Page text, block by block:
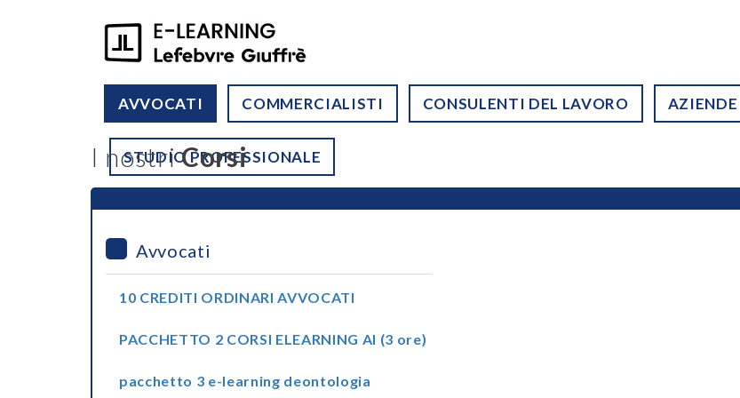
AVVOCATI COMMERCIALISTI CONSULENTI DEL LAVORO AZIENDE
STUDIO PROFESSIONALE
I nostriCorsi
Avvocati
10 CREDITI ORDINARI AVVOCATI
PACCHETTO 2 CORSI ELEARNING AI (3 ore)
pacchetto 3 e-learning deontologia